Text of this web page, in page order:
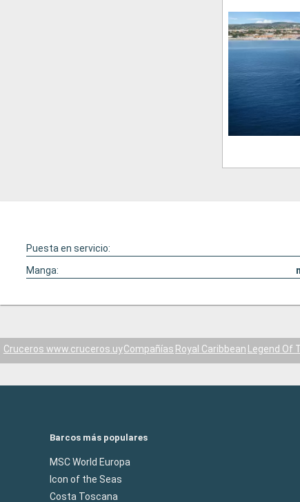
Puesta en servicio:
Manga:
Cruceros www.cruceros.uyCompañías Royal Caribbean Legend Of
Barcos más populares
MSC World Europa
Icon of the Seas
Costa Toscana